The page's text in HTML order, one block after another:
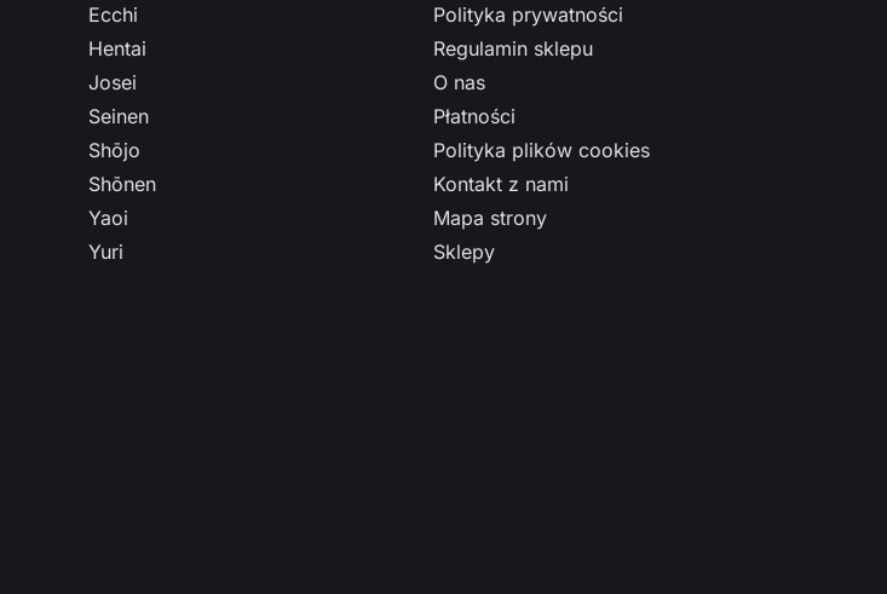
Ecchi
Hentai
Josei
Seinen
Shōjo
Shōnen
Yaoi
Yuri
Polityka prywatności
Regulamin sklepu
O nas
Płatności
Polityka plików cookies
Kontakt z nami
Mapa strony
Sklepy